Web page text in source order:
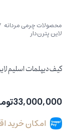
محصولات چرمی مردانه
لاین پترن‌دار
کیف دیپلمات اسلیم
33,000,000
امکان خرید